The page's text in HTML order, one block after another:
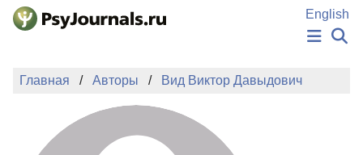
Перейти к основному содержанию
English
НОВОСТИ
АВТОРЫ
ПОДАТЬ РУКОПИСЬ
БАЗА ЗНАНИЙ
Главная Авторы Вид Виктор Давыдович